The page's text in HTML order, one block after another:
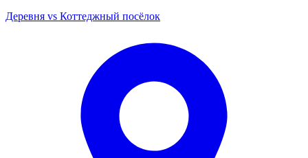
Деревня vs Коттеджный посёлок